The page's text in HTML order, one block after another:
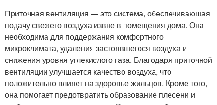
Приточная вентиляция — это система, обеспечивающая
подачу свежего воздуха извне в помещения дома. Она
необходима для поддержания комфортного
микроклимата, удаления застоявшегося воздуха и
снижения уровня углекислого газа. Благодаря приточной
вентиляции улучшается качество воздуха, что
положительно влияет на здоровье жильцов. Кроме того,
она помогает предотвратить образование плесени и